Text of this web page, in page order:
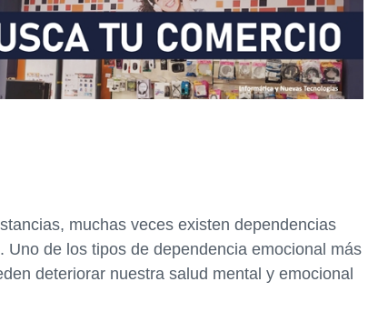
muchas veces existen dependencias
de los tipos de dependencia emocional más
deteriorar nuestra salud mental y emocional